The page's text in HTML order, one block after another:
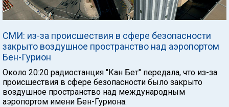
СМИ: из-за происшествия в сфере безопасности
закрыто воздушное пространство над аэропортом
Бен-Гурион
Около 20:20 радиостанция "Кан Бет" передала, что из-за
происшествия в сфере безопасности было закрыто
воздушное пространство над международным
аэропортом имени Бен-Гуриона.